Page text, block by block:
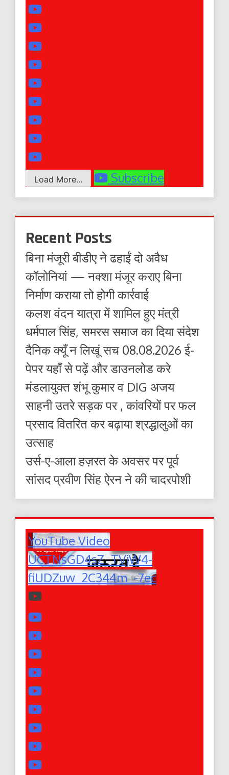
Load More... Subscribe
Recent Posts
बिना मंजूरी बीडीए ने ढहाईं दो अवैध
कॉलोनियां — नक्शा मंजूर कराए बिना
निर्माण कराया तो होगी कार्रवाई
कलश वंदन यात्रा में शामिल हुए मंत्री
धर्मपाल सिंह, समरस समाज का दिया संदेश
दैनिक क्यूँ न लिखूं सच 08.08.2026 ई-
पेपर यहाँ से पढ़ें और डाउनलोड करे
मंडलायुक्त शंभू कुमार व DIG अजय
साहनी उतरे सड़क पर , कांवरियों पर फल
प्रसाद वितरित कर बढ़ाया श्रद्धालुओं का
उत्साह
उर्स-ए-आला हज़रत के अवसर पर पूर्व
सांसद प्रवीण सिंह ऐरन ने की चादरपोशी
YouTube Video
UCTNsGD4sZ_TVjW4-
fiUDZuw_2C344m_-7ec